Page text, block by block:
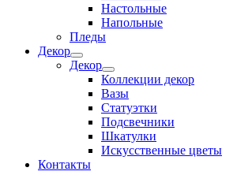
Настольные
Напольные
Пледы
Декор
Декор
Коллекции декор
Вазы
Статуэтки
Подсвечники
Шкатулки
Искусственные цветы
Контакты